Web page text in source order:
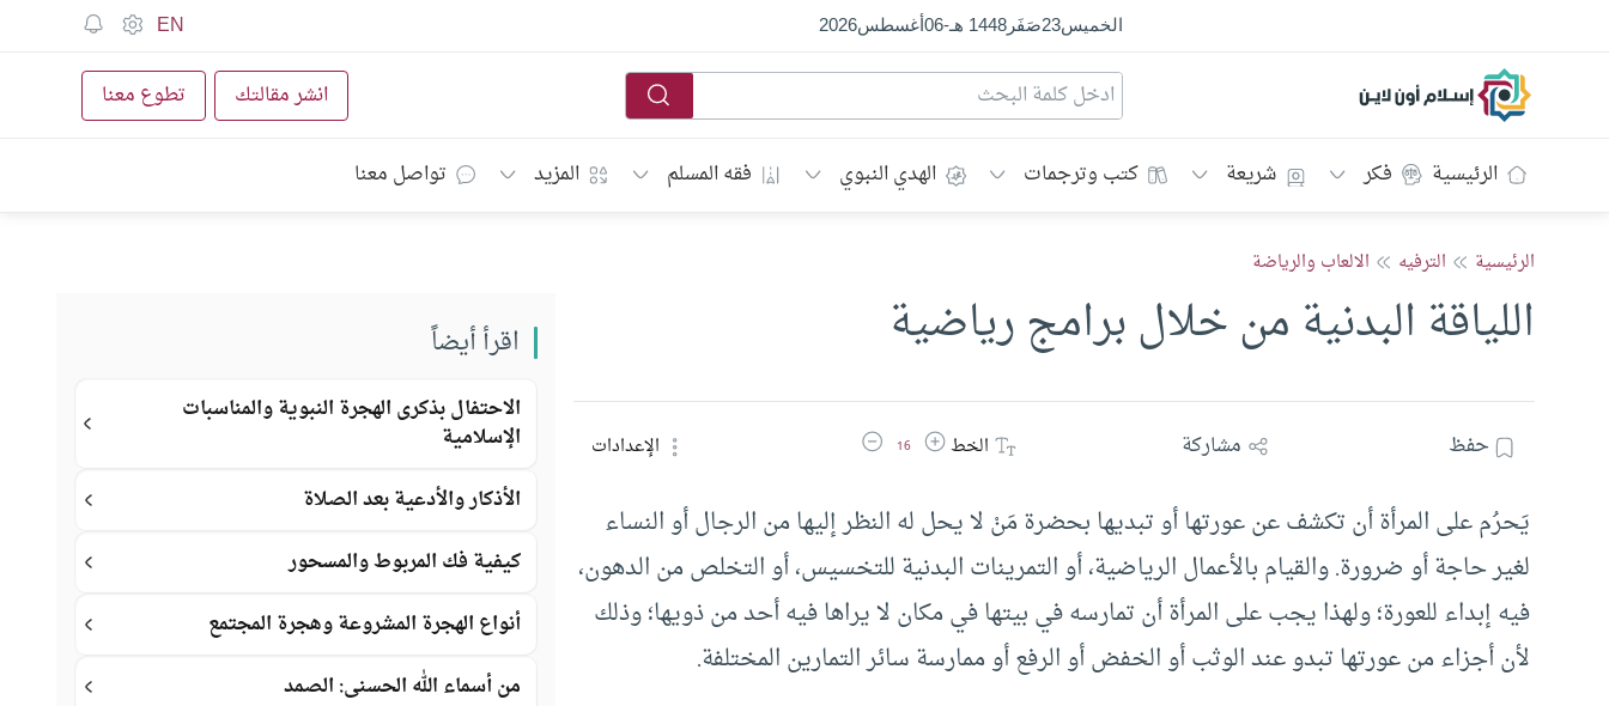
الخميس23صَفَر1448 هـ -
06أغسطس2026
EN
إسلام أون لاين انشر مقالتك تطوع معنا
الرئيسية فكر شريعة كتب وترجمات الهدي النبوي فقه المسلم المزيد تواصل معنا
الرئيسية الترفيه الالعاب والرياضة
اللياقة البدنية من خلال برامج رياضية
حفظ مشاركة الخطزيادة حجم الخط
16 تقليل حجم الخط الإعدادات
يَحرُم على المرأة أن تكشف عن عورتها أو تبديها بحضرة مَنْ لا يحل له النظر إليها من الرجال أو النساء
لغير حاجة أو ضرورة. والقيام بالأعمال الرياضية، أو التمرينات البدنية للتخسيس، أو التخلص من الدهون،
فيه إبداء للعورة؛ ولهذا يجب على المرأة أن تمارسه في بيتها في مكان لا يراها فيه أحد من ذويها؛ وذلك
لأن أجزاء من عورتها تبدو عند الوثب أو الخفض أو الرفع أو ممارسة سائر التمارين المختلفة.
اقرأ أيضاً
الاحتفال بذكرى الهجرة النبوية والمناسبات
الإسلامية
الأذكار والأدعية بعد الصلاة
كيفية فك المربوط والمسحور
أنواع الهجرة المشروعة وهجرة المجتمع
من أسماء الله الحسنى: الصمد